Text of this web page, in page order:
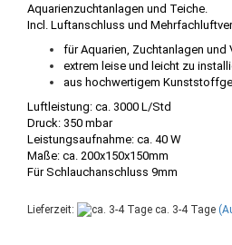
Aquarienzuchtanlagen und Teiche.
Incl. Luftanschluss und
für Aquarien, Zuchtanlagen und
extrem leise und leicht zu
aus hochwertigem
Luftleistung: ca. 3000 L/Std
Druck: 350 mbar
Leistungsaufnahme: ca. 40 W
Maße: ca. 200x150x150mm
Für Schlauchanschluss 9mm
Lieferzeit: ca. 3-4 Tage